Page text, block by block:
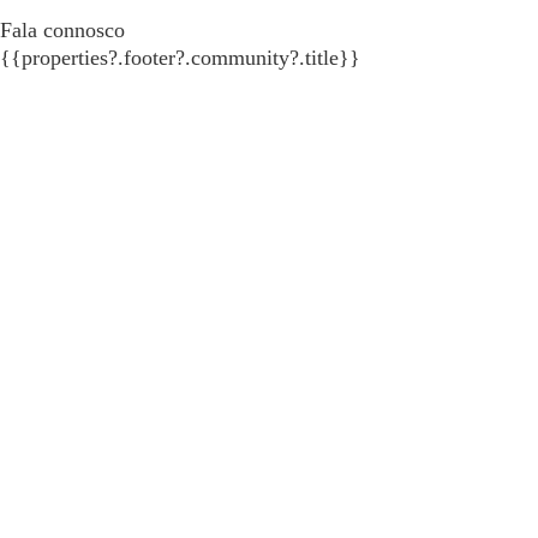
Fala connosco
{{properties?.footer?.community?.title}}